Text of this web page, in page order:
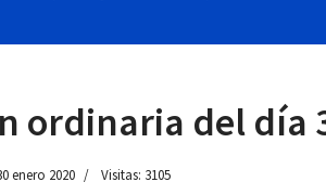
ordinaria del día
enero 2020 Visitas: 3105